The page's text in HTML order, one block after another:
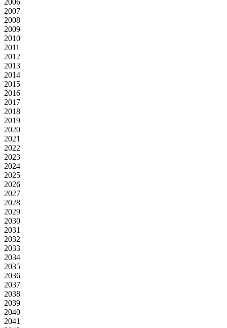
2007
2008
2009
2010
2011
2012
2013
2014
2015
2016
2017
2018
2019
2020
2021
2022
2023
2024
2025
2026
2027
2028
2029
2030
2031
2032
2033
2034
2035
2036
2037
2038
2039
2040
2041